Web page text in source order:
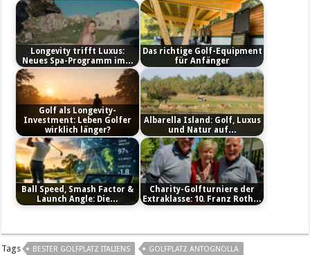
Longevity trifft Luxus:
Neues Spa-Programm im…
Das richtige Golf-Equipment
für Anfänger
Golf als Longevity-
Investment: Leben Golfer
wirklich länger?
Albarella Island: Golf, Luxus
und Natur auf…
Ball Speed, Smash Factor &
Launch Angle: Die…
Charity-Golfturniere der
Extraklasse: 10. Franz Roth…
Tags BESTER GOLFPLATZ ITALIENS
GOLFPLATZ ANTOGNOLLA